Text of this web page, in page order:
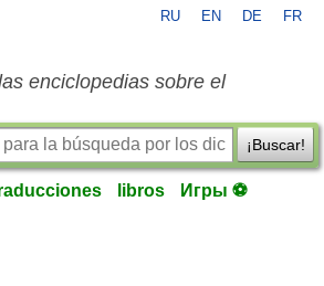
RU EN DE FR
enciclopedias sobre el
¡Buscar!
libros Игры ⚽